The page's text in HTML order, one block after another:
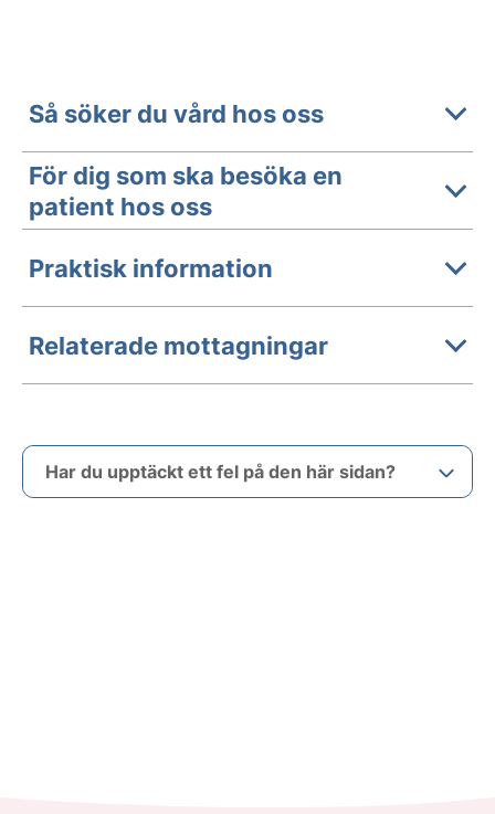
Så söker du vård hos oss
För dig som ska besöka en
patient hos oss
Praktisk information
Relaterade mottagningar
Har du upptäckt ett fel på den här sidan?